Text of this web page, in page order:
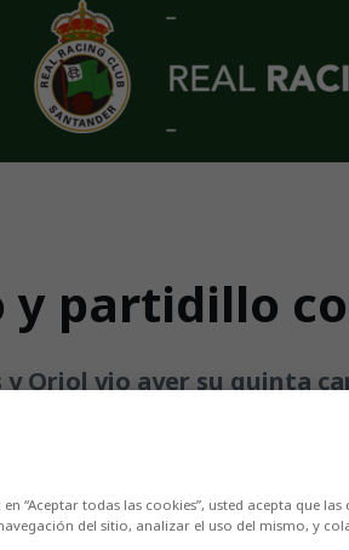
partidillo
Oriol vio ayer su quinta
“Aceptar todas las cookies”, usted acepta que
del sitio, analizar el uso del mismo, y